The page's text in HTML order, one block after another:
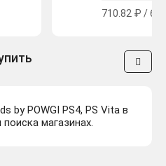
710.82 ₽ /
by POWGI PS4, PS Vita в
магазинах.